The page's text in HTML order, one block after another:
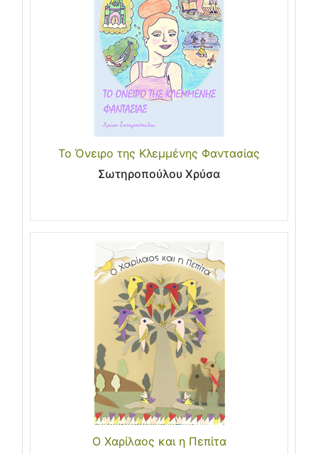
Το Όνειρο της Κλεμμένης Φαντασίας
Σωτηροπούλου Χρύσα
Ο Χαρίλαος και η Πεπίτα